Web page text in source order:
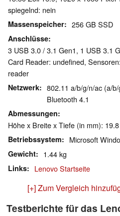
spiegelnd: nein
Massenspeicher 256 GB SSD
Anschlüsse
3 USB 3.0 / 3.1 Gen1, 1 USB 3.1
Card Reader: undefined,
reader
Netzwerk
802.11 a/b/g/n/ac (a/
Bluetooth 4.1
Abmessungen
Höhe x Breite x Tiefe (in mm):
Betriebssystem Microsoft
Gewicht 1.44 kg
Links Lenovo Startseite
[+] Zum Vergleich
Testberichte für das